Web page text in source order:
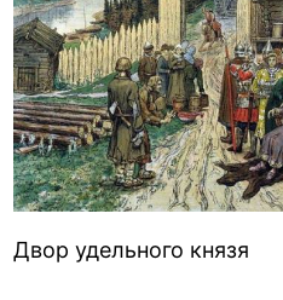
Двор удельного князя